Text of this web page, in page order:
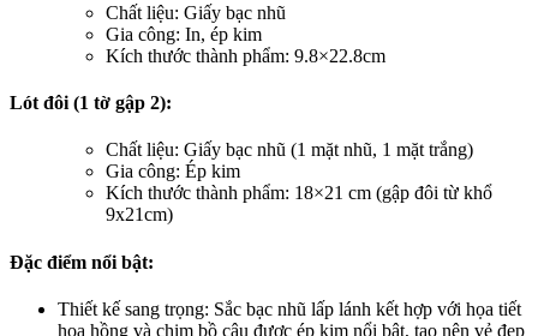
Chất liệu: Giấy bạc nhũ
Gia công: In, ép kim
Kích thước thành phẩm: 9.8×22.8cm
Lót đôi (1 tờ gập 2):
Chất liệu: Giấy bạc nhũ (1 mặt nhũ, 1 mặt trắng)
Gia công: Ép kim
Kích thước thành phẩm: 18×21 cm (gập đôi từ khổ
9x21cm)
Đặc điểm nổi bật:
Thiết kế sang trọng: Sắc bạc nhũ lấp lánh kết hợp với họa tiết
hoa hồng và chim bồ câu được ép kim nổi bật, tạo nên vẻ đẹp